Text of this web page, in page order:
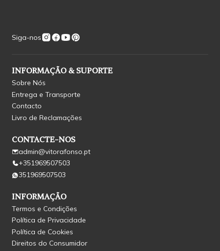
Siga-nos
INFORMAÇÃO & SUPORTE
Sobre Nós
Entrega e Transporte
Contacto
Livro de Reclamações
CONTACTE-NOS
admin@vitorafonso.pt
+351969507503
351969507503
INFORMAÇÃO
Termos e Condições
Política de Privacidade
Política de Cookies
Direitos do Consumidor